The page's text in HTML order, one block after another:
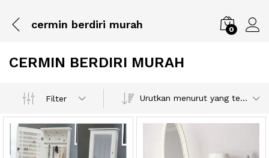
cermin berdiri murah 0
CERMIN BERDIRI MURAH
Filter Urutkan menurut yang terbaru